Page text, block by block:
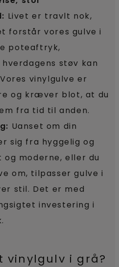
Livet er travlt nok,
forstår vores gulve i
poteaftryk,
støv kan
vinylgulve er
og kræver blot, at du
fra tid til anden.
Uanset om din
sig fra hyggelig og
moderne, eller du
om, tilpasser gulve i
stil. Det er med
investering i
vinylgulv i grå?